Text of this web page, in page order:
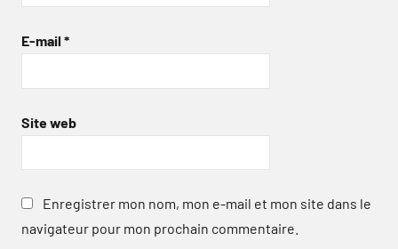
E-mail *
Site web
Enregistrer mon nom, mon e-mail et mon site dans le
navigateur pour mon prochain commentaire.